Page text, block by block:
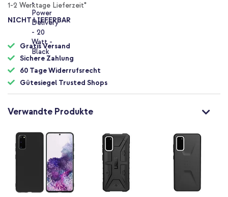
1-2 Werktage Lieferzeit*
NICHT LIEFERBAR
Gratis Versand
Sichere Zahlung
60 Tage Widerrufsrecht
Gütesiegel Trusted Shops
Verwandte Produkte